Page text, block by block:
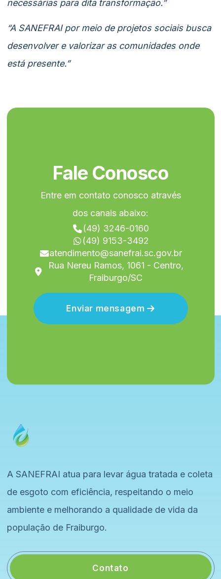
necessárias para dita transformação.”
“A SANEFRAI por meio de projetos sociais busca
desenvolver e valorizar as comunidades onde
está presente.”
Fale Conosco
Entre em contato conosco através
dos canais abaixo:
(49) 3246-0160
(49) 9153-3492
atendimento@sanefrai.sc.gov.br
Rua Nereu Ramos, 1061 - Centro,
Fraiburgo/SC
Enviar mensagem
A SANEFRAI atua para levar água tratada e coleta
de esgoto com eficiência, respeitando o meio
ambiente e melhorando a qualidade de vida da
população de Fraiburgo.
Contato